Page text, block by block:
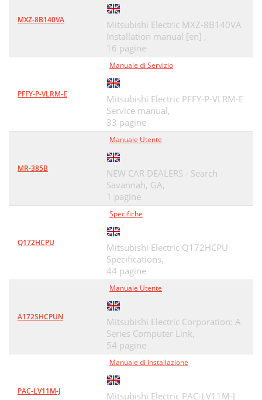
MXZ-8B140VA
Mitsubishi Electric MXZ-8B140VA
Installation manual [en] ,
16 pagine
PFFY-P-VLRM-E
Manuale di Servizio
Mitsubishi Electric PFFY-P-VLRM-E
Service manual,
33 pagine
MR-385B
Manuale Utente
NEW CAR DEALERS - Search
Savannah, GA,
1 pagine
Q172HCPU
Specifiche
Mitsubishi Electric Q172HCPU
Specifications,
44 pagine
A172SHCPUN
Manuale Utente
Mitsubishi Electric Corporation: A
Series Computer Link,
54 pagine
PAC-LV11M-J
Manuale di Installazione
Mitsubishi Electric PAC-LV11M-J